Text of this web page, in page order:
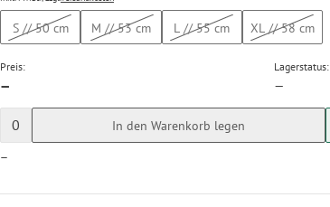
S // 50 cm M // 53 cm L // 55 cm XL // 58 cm
Preis:
—
Lagerstatus:
—
0 In den Warenkorb legen
—